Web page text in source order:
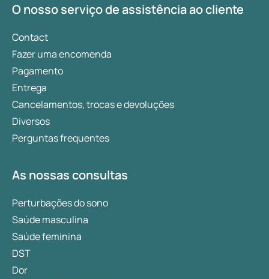
O nosso serviço de assistência ao cliente
Contact
Fazer uma encomenda
Pagamento
Entrega
Cancelamentos, trocas e devoluções
Diversos
Perguntas frequentes
As nossas consultas
Perturbações do sono
Saúde masculina
Saúde feminina
DST
Dor